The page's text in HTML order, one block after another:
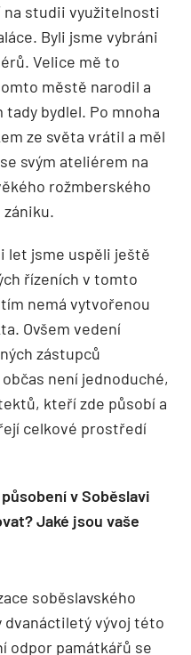
na studii využitelnosti
Byli jsme vybráni
Velice mě to
městě narodil a
bydlel. Po mnoha
ze světa vrátil a měl
svým ateliérem na
rožmberského
let jsme uspěli ještě
řízeních v tomto
nemá vytvořenou
Ovšem vedení
zástupců
není jednoduché,
kteří zde působí a
celkové prostředí
v Soběslavi
Jaké jsou vaše
soběslavského
dvanáctiletý vývoj této
odpor památkářů se